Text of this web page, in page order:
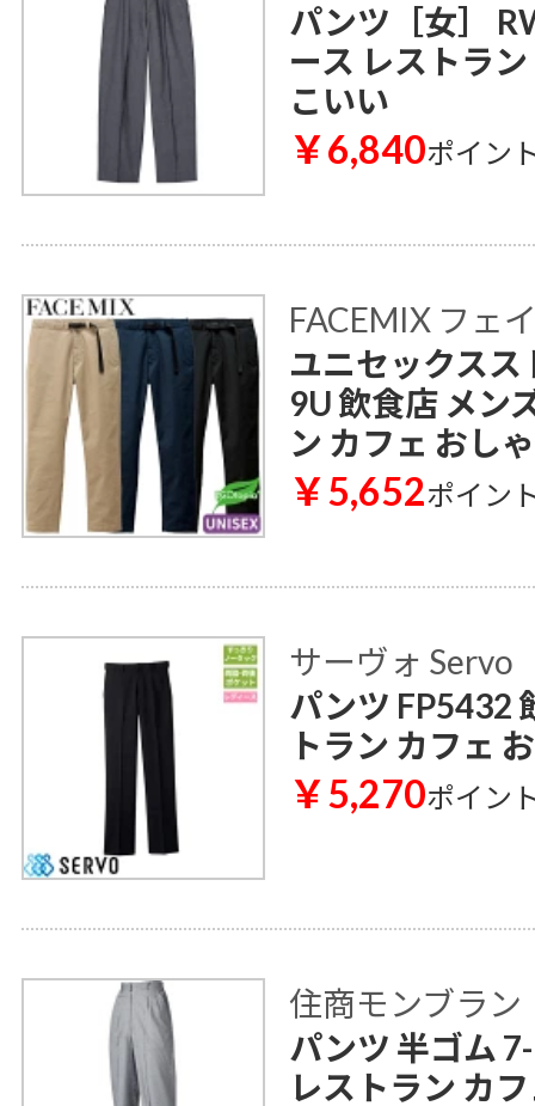
パンツ［女］
ース レストラ
こいい
￥6,840ポイン
FACEMIX フェ
ユニセックス
9U 飲食店 メン
ン カフェ おし
￥5,652ポイン
サーヴォ Servo
パンツ FP5432
トラン カフェ
￥5,270ポイン
住商モンブラン
パンツ 半ゴム
レストラン カ